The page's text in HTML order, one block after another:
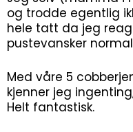
og trodde egentlig
hele tatt da jeg
pustevansker
Med våre 5
kjenner jeg
Helt fantastisk.